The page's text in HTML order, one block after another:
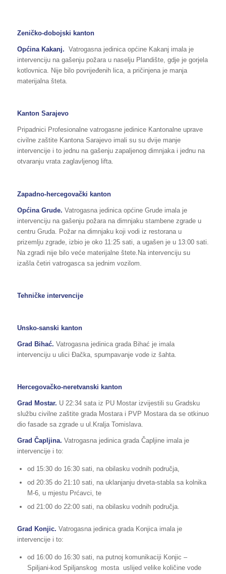
Zeničko-dobojski kanton
Općina Kakanj. Vatrogasna jedinica općine Kakanj imala je
intervenciju na gašenju požara u naselju Plandište, gdje je gorjela
kotlovnica. Nije bilo povrijeđenih lica, a pričinjena je manja
materijalna šteta.
Kanton Sarajevo
Pripadnici Profesionalne vatrogasne jedinice Kantonalne uprave
civilne zaštite Kantona Sarajevo imali su su dvije manje
intervencije i to jednu na gašenju zapaljenog dimnjaka i jednu na
otvaranju vrata zaglavljenog lifta.
Zapadno-hercegovački kanton
Općina Grude. Vatrogasna jedinica općine Grude imala je
intervenciju na gašenju požara na dimnjaku stambene zgrade u
centru Gruda. Požar na dimnjaku koji vodi iz restorana u
prizemlju zgrade, izbio je oko 11:25 sati, a ugašen je u 13:00 sati.
Na zgradi nije bilo veće materijalne štete.Na intervenciju su
izašla četiri vatrogasca sa jednim vozilom.
Tehničke intervencije
Unsko-sanski kanton
Grad Bihać. Vatrogasna jedinica grada Bihać je imala
intervenciju u ulici Đačka, spumpavanje vode iz šahta.
Hercegovačko-neretvanski kanton
Grad Mostar. U 22:34 sata iz PU Mostar izvijestili su Gradsku
službu civilne zaštite grada Mostara i PVP Mostara da se otkinuo
dio fasade sa zgrade u ul.Kralja Tomislava.
Grad Čapljina. Vatrogasna jedinica grada Čapljine imala je
intervencije i to:
od 15:30 do 16:30 sati, na obilasku vodnih područja,
od 20:35 do 21:10 sati, na uklanjanju drveta-stabla sa kolnika
M-6, u mjestu Prćavci, te
od 21:00 do 22:00 sati, na obilasku vodnih područja.
Grad Konjic. Vatrogasna jedinica grada Konjica imala je
intervencije i to:
od 16:00 do 16:30 sati, na putnoj komunikaciji Konjic –
Spiljani-kod Spiljanskog mosta uslijed velike količine vode